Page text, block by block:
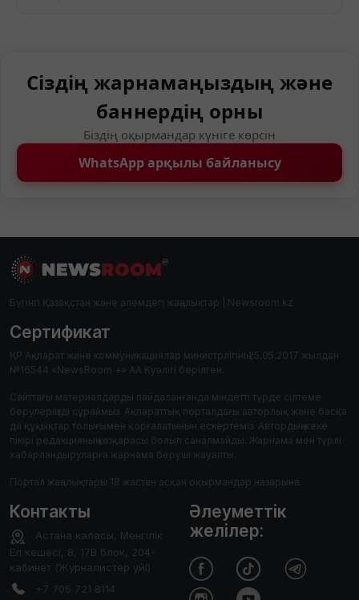
Сіздің жарнамаңыздың және
баннердің орны
Біздің оқырмандар күніге көрсін
WhatsApp арқылы байланысу
Бүгінгі Қазақстан және әлемдегі жаңалықтар | Newsroom.kz
Сертификат
ҚР Ақпарат және коммуникациялар министрлігінің 25.05.2017 жылдан
№16544 «NewsRoom +» АА Куәлігі берілген.
Сайттағы материалдарды пайдаланғанда міндетті түрде сілтеме
берулеріңізді сұраймыз. Ақпараттық порталдағы авторлық және басқа
да құқықтар толығымен қорғалатынын ескертеміз. Автордың жеке
пікірі редакцияның көзқарасы болып саналмайды. Жарнама мен түрлі
хабарландыруларға жарнама беруші жауапты.
Портал жаңалықтары 18 жастан асқан оқырмандар назарына.
Контакты
Астана каласы, Менгілік
Ел кешесі, 8, 17В блок, 204-
кабинет (Журналистер уйі)
+7 705 721 8114
Әлеуметтік
желілер: